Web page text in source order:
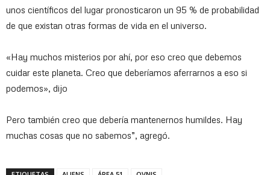
unos científicos del lugar pronosticaron un 95 % de probabilidad
de que existan otras formas de vida en el universo.
«Hay muchos misterios por ahí, por eso creo que debemos
cuidar este planeta. Creo que deberíamos aferrarnos a eso si
podemos», dijo
Pero también creo que debería mantenernos humildes. Hay
muchas cosas que no sabemos”, agregó.